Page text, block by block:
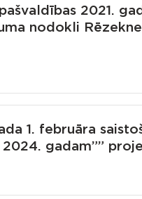
2021.
nodokli
1. februāra
gadam””